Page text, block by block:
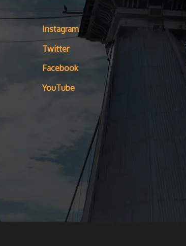
Instagram
Twitter
Facebook
YouTube